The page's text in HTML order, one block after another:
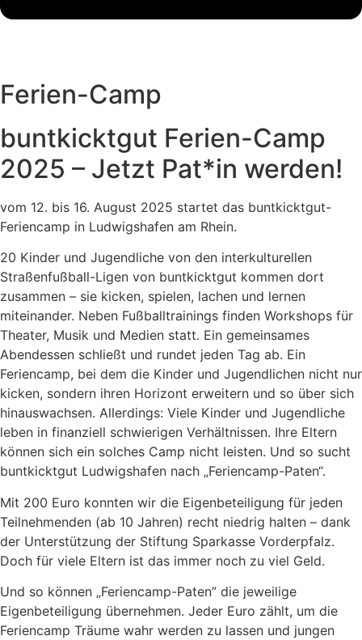
Ferien-Camp
buntkicktgut Ferien-Camp
2025 – Jetzt Pat*in werden!
vom 12. bis 16. August 2025 startet das buntkicktgut-
Feriencamp in Ludwigshafen am Rhein.
20 Kinder und Jugendliche von den interkulturellen
Straßenfußball-Ligen von buntkicktgut kommen dort
zusammen – sie kicken, spielen, lachen und lernen
miteinander. Neben Fußballtrainings finden Workshops für
Theater, Musik und Medien statt. Ein gemeinsames
Abendessen schließt und rundet jeden Tag ab. Ein
Feriencamp, bei dem die Kinder und Jugendlichen nicht nur
kicken, sondern ihren Horizont erweitern und so über sich
hinauswachsen. Allerdings: Viele Kinder und Jugendliche
leben in finanziell schwierigen Verhältnissen. Ihre Eltern
können sich ein solches Camp nicht leisten. Und so sucht
buntkicktgut Ludwigshafen nach „Feriencamp-Paten“.
Mit 200 Euro konnten wir die Eigenbeteiligung für jeden
Teilnehmenden (ab 10 Jahren) recht niedrig halten – dank
der Unterstützung der Stiftung Sparkasse Vorderpfalz.
Doch für viele Eltern ist das immer noch zu viel Geld.
Und so können „Feriencamp-Paten” die jeweilige
Eigenbeteiligung übernehmen. Jeder Euro zählt, um die
Feriencamp Träume wahr werden zu lassen und jungen